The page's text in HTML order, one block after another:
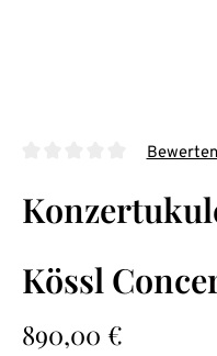
Bewerten
Kössl
Regulärer Preis:
890,00 €